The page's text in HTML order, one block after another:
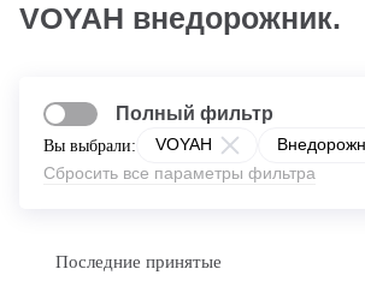
VOYAH внедорожник.
Вы выбрали: VOYAH
Сбросить все параметры фильтра
Полный фильтр